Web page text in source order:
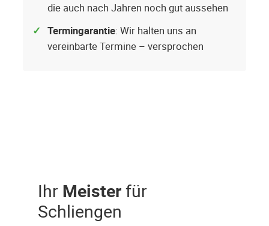
die auch nach Jahren noch gut aussehen
Termingarantie: Wir halten uns an
vereinbarte Termine – versprochen
Ihr Meisterfür
Schliengen